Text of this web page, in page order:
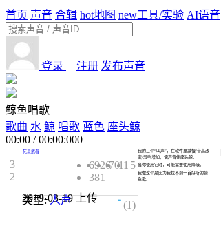
首页 声音 合辑 hot地图 new工具/实验 AI语音
登录 | 注册 发布声音
鲸鱼唱歌
歌曲 水 鲸 唱歌 蓝色 座头鲸
00:00 /00:00:000
3
2
死灵武者
69267011 5
381
2019-03-19上传
类型:人声 5.0(1)
我的三个“叫声”，在软件里减慢/音高改
变/混响增加，使声音像座头鲸。
当你使用它时，可能需要使用降噪。
我做这个是因为我找不到一首好听的鲸
鱼歌。